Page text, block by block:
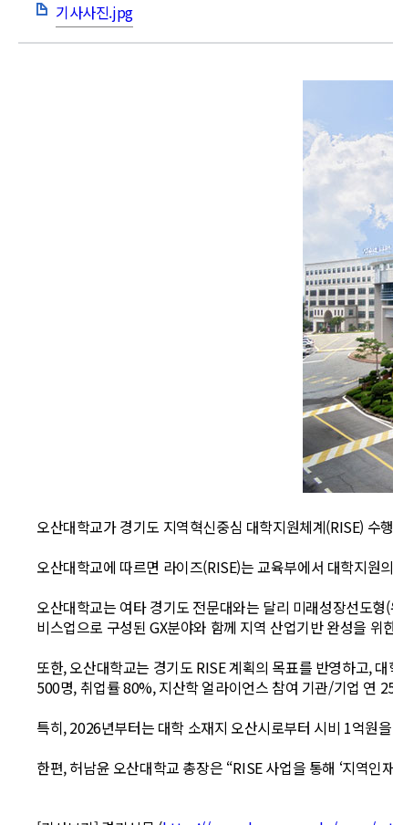
기사사진.jpg
오산대학교가 경기도 지역혁신중심 대학지원체계(RISE) 수
오산대학교에 따르면 라이즈(RISE)는 교육부에서 대학지원
오산대학교는 여타 경기도 전문대와는 달리 미래성장선도
비스업으로 구성된 GX분야와 함께 지역 산업기반 완성을
또한, 오산대학교는 경기도 RISE 계획의 목표를 반영하고,
500명, 취업률 80%, 지산학 얼라이언스 참여 기관/기업 연
특히, 2026년부터는 대학 소재지 오산시로부터 시비 1억원
한편, 허남윤 오산대학교 총장은 “RISE 사업을 통해 ‘지역